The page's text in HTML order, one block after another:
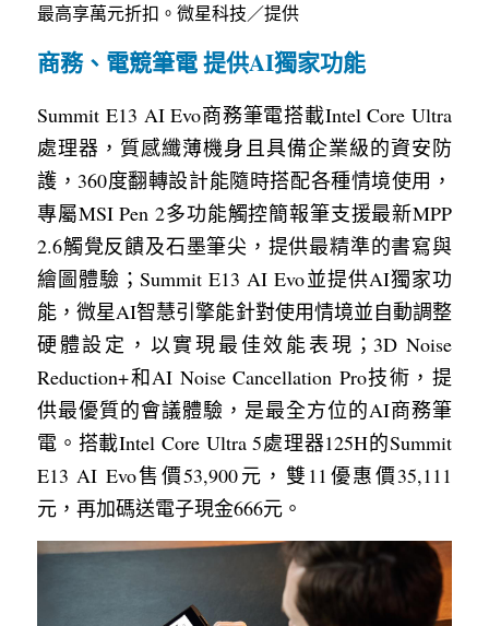
最高享萬元折扣。微星科技／提供
商務、電競筆電 提供AI獨家功能
Summit E13 AI Evo商務筆電搭載Intel Core Ultra
處理器，質感纖薄機身且具備企業級的資安防
護，360度翻轉設計能隨時搭配各種情境使用，
專屬MSI Pen 2多功能觸控簡報筆支援最新MPP
2.6觸覺反饋及石墨筆尖，提供最精準的書寫與
繪圖體驗；Summit E13 AI Evo並提供AI獨家功
能，微星AI智慧引擎能針對使用情境並自動調整
硬體設定，以實現最佳效能表現；3D Noise
Reduction+和AI Noise Cancellation Pro技術，提
供最優質的會議體驗，是最全方位的AI商務筆
電。搭載Intel Core Ultra 5處理器125H的Summit
E13 AI Evo售價53,900元，雙11優惠價35,111
元，再加碼送電子現金666元。